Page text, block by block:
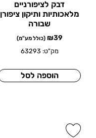
דבק לציפורניים
מלאכותיות ותיקון ציפורן
שבורה
₪39 (כולל מע"מ)
מק"ט: 63293
הוספה לסל